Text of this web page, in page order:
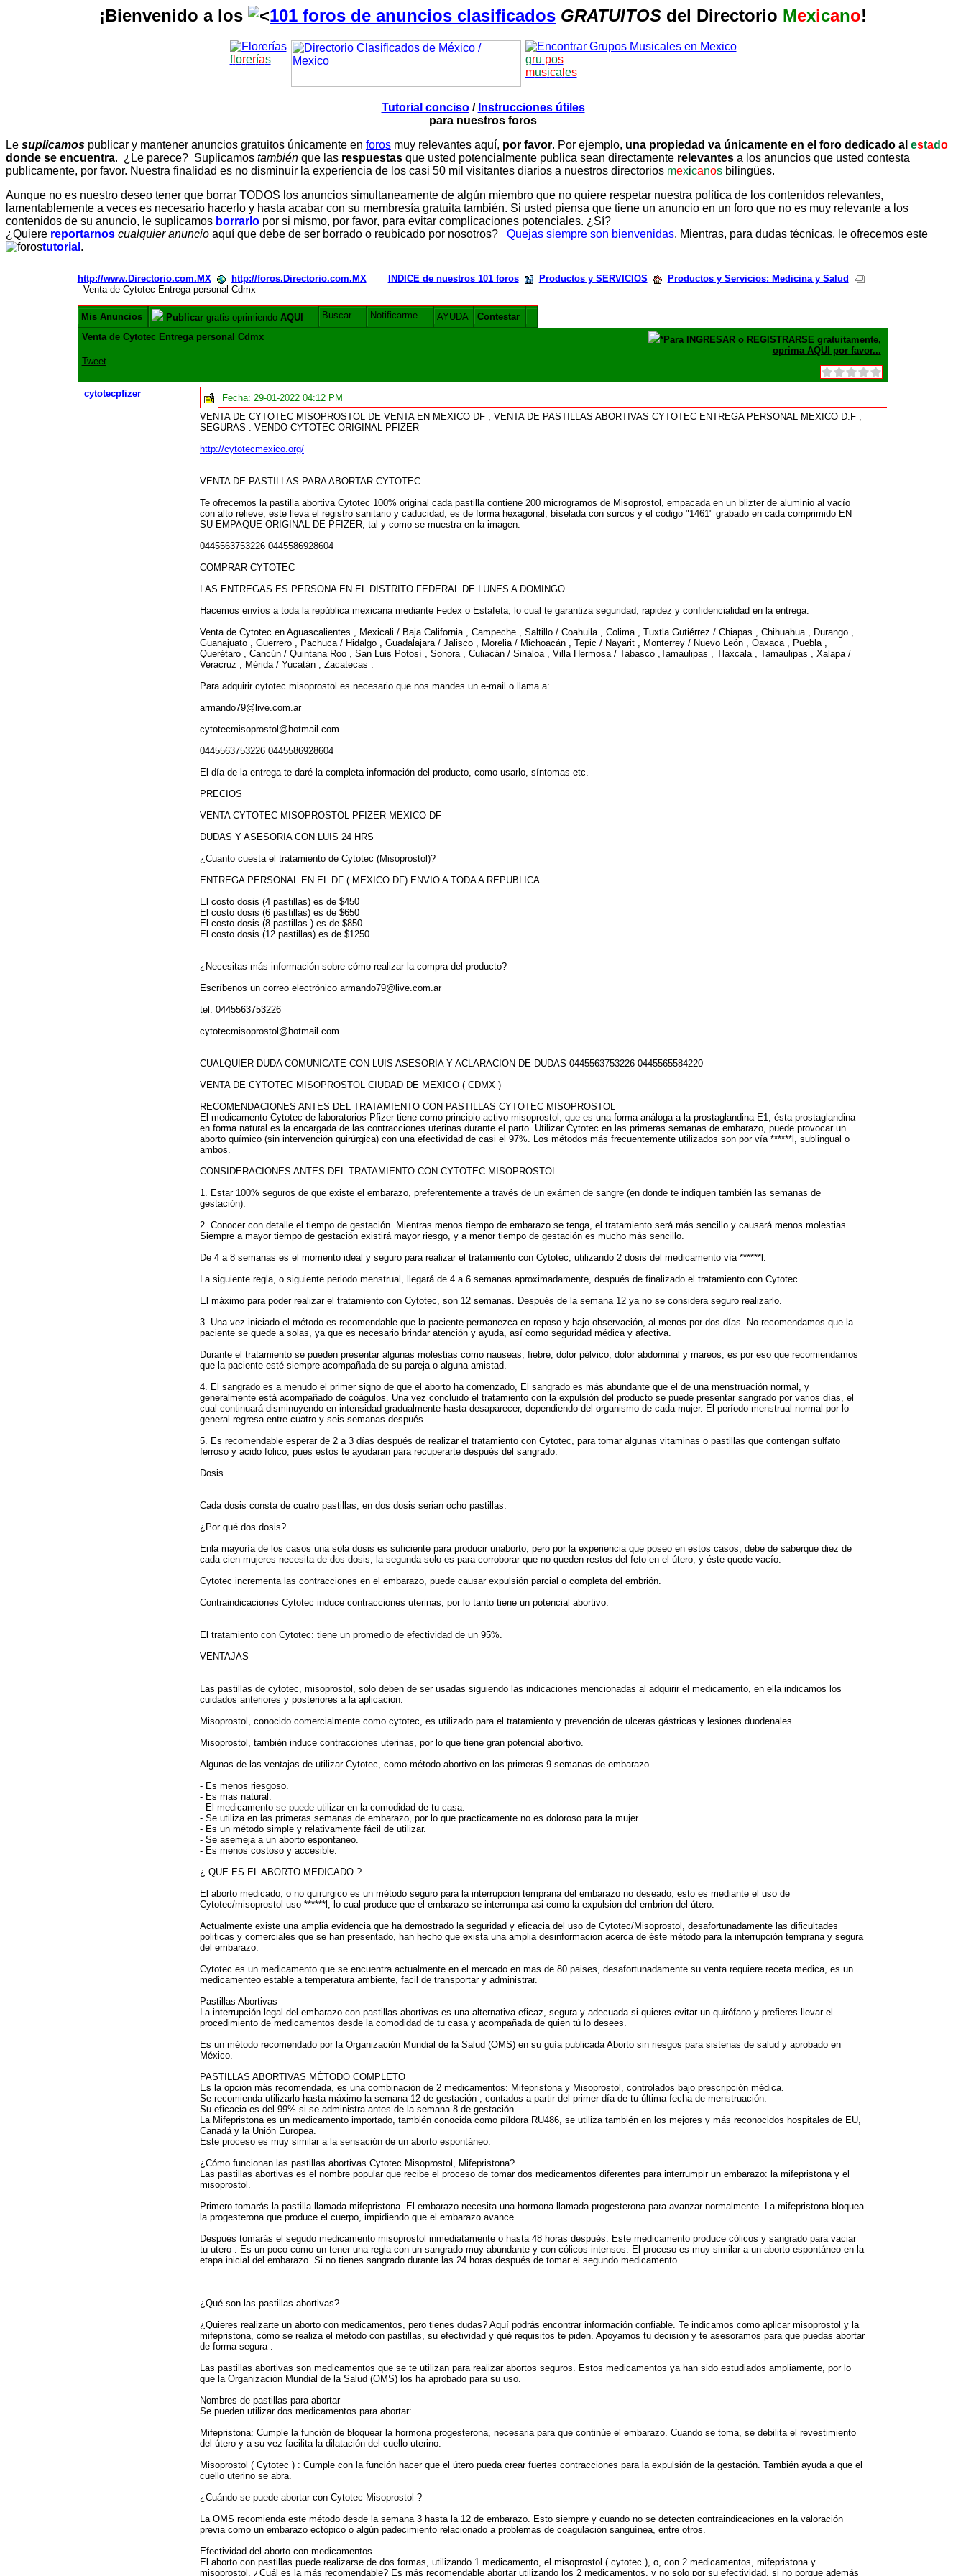
¡Bienvenido a los 101 foros de anuncios clasificados GRATUITOS del Directorio Mexicano!
florerías gru pos
musica es
Tutorial conciso/ Instrucciones útiles
para nuestros foros
Le suplicamos publicar y mantener anuncios gratuitos únicamente en foros muy relevantes aquí, por favor. Por ejemplo, una propiedad va únicamente en el foro dedicado al estado
donde se encuentra. ¿Le parece? Suplicamos también que las respuestas que usted potencialmente publica sean directamente relevantes a los anuncios que usted contesta
publicamente, por favor. Nuestra finalidad es no disminuir la experiencia de los casi 50 mil visitantes diarios a nuestros directorios mexicanos bilingües.
Aunque no es nuestro deseo tener que borrar TODOS los anuncios simultaneamente de algún miembro que no quiere respetar nuestra política de los contenidos relevantes,
lamentablemente a veces es necesario hacerlo y hasta acabar con su membresía gratuita también. Si usted piensa que tiene un anuncio en un foro que no es muy relevante a los
contenidos de su anuncio, le suplicamos borrarlo por si mismo, por favor, para evitar complicaciones potenciales. ¿Sí?
¿Quiere reportarnos cualquier anuncio aquí que debe de ser borrado o reubicado por nosotros? Quejas siempre son bienvenidas. Mientras, para dudas técnicas, le ofrecemos este
tutorial .
http://www.Directorio.com.MX http://foros.Directorio.com.MX INDICE de nuestros 101 foros Productos y SERVICIOS
Productos y Servicios: Medicina y Salud
Venta de Cytotec Entrega personal Cdmx
Mis Anuncios Publicargratis oprimiendo AQUI Buscar Notificarme AYUDA
Contestar
Venta de Cytotec Entrega personal Cdmx
Tweet
*Para INGRESAR o REGISTRARSE gratuitamente,
oprima AQUI por favor...
cytotecpfizer Fecha: 29-01-2022 04:12 PM
VENTA DE CYTOTEC MISOPROSTOL DE VENTA EN MEXICO DF , VENTA DE PASTILLAS ABORTIVAS CYTOTEC ENTREGA PERSONAL MEXICO D.F ,
SEGURAS . VENDO CYTOTEC ORIGINAL PFIZER
http://cytotecmexico.org/
VENTA DE PASTILLAS PARA ABORTAR CYTOTEC
Te ofrecemos la pastilla abortiva Cytotec 100% original cada pastilla contiene 200 microgramos de Misoprostol, empacada en un blizter de aluminio al vacío
con alto relieve, este lleva el registro sanitario y caducidad, es de forma hexagonal, bíselada con surcos y el código "1461" grabado en cada comprimido EN
SU EMPAQUE ORIGINAL DE PFIZER, tal y como se muestra en la imagen.
0445563753226 0445586928604
COMPRAR CYTOTEC
LAS ENTREGAS ES PERSONA EN EL DISTRITO FEDERAL DE LUNES A DOMINGO.
Hacemos envíos a toda la república mexicana mediante Fedex o Estafeta, lo cual te garantiza seguridad, rapidez y confidencialidad en la entrega.
Venta de Cytotec en Aguascalientes , Mexicali / Baja California , Campeche , Saltillo / Coahuila , Colima , Tuxtla Gutiérrez / Chiapas , Chihuahua , Durango ,
Guanajuato , Guerrero , Pachuca / Hidalgo , Guadalajara / Jalisco , Morelia / Michoacán , Tepic / Nayarit , Monterrey / Nuevo León , Oaxaca , Puebla ,
Querétaro , Cancún / Quintana Roo , San Luis Potosí , Sonora , Culiacán / Sinaloa , Villa Hermosa / Tabasco ,Tamaulipas , Tlaxcala , Tamaulipas , Xalapa /
Veracruz , Mérida / Yucatán , Zacatecas .
Para adquirir cytotec misoprostol es necesario que nos mandes un e-mail o llama a:
armando79@live.com.ar
cytotecmisoprostol@hotmail.com
0445563753226 0445586928604
El día de la entrega te daré la completa información del producto, como usarlo, síntomas etc.
PRECIOS
VENTA CYTOTEC MISOPROSTOL PFIZER MEXICO DF
DUDAS Y ASESORIA CON LUIS 24 HRS
¿Cuanto cuesta el tratamiento de Cytotec (Misoprostol)?
ENTREGA PERSONAL EN EL DF ( MEXICO DF) ENVIO A TODA A REPUBLICA
El costo dosis (4 pastillas) es de $450
El costo dosis (6 pastillas) es de $650
El costo dosis (8 pastillas ) es de $850
El costo dosis (12 pastillas) es de $1250
¿Necesitas más información sobre cómo realizar la compra del producto?
Escríbenos un correo electrónico armando79@live.com.ar
tel. 0445563753226
cytotecmisoprostol@hotmail.com
CUALQUIER DUDA COMUNICATE CON LUIS ASESORIA Y ACLARACION DE DUDAS 0445563753226 0445565584220
VENTA DE CYTOTEC MISOPROSTOL CIUDAD DE MEXICO ( CDMX )
RECOMENDACIONES ANTES DEL TRATAMIENTO CON PASTILLAS CYTOTEC MISOPROSTOL
El medicamento Cytotec de laboratorios Pfizer tiene como principio activo misoprostol, que es una forma análoga a la prostaglandina E1, ésta prostaglandina
en forma natural es la encargada de las contracciones uterinas durante el parto. Utilizar Cytotec en las primeras semanas de embarazo, puede provocar un
aborto químico (sin intervención quirúrgica) con una efectividad de casi el 97%. Los métodos más frecuentemente utilizados son por vía ******l, sublingual o
ambos.
CONSIDERACIONES ANTES DEL TRATAMIENTO CON CYTOTEC MISOPROSTOL
1. Estar 100% seguros de que existe el embarazo, preferentemente a través de un exámen de sangre (en donde te indiquen también las semanas de
gestación).
2. Conocer con detalle el tiempo de gestación. Mientras menos tiempo de embarazo se tenga, el tratamiento será más sencillo y causará menos molestias.
Siempre a mayor tiempo de gestación existirá mayor riesgo, y a menor tiempo de gestación es mucho más sencillo.
De 4 a 8 semanas es el momento ideal y seguro para realizar el tratamiento con Cytotec, utilizando 2 dosis del medicamento vía ******l.
La siguiente regla, o siguiente periodo menstrual, llegará de 4 a 6 semanas aproximadamente, después de finalizado el tratamiento con Cytotec.
El máximo para poder realizar el tratamiento con Cytotec, son 12 semanas. Después de la semana 12 ya no se considera seguro realizarlo.
3. Una vez iniciado el método es recomendable que la paciente permanezca en reposo y bajo observación, al menos por dos días. No recomendamos que la
paciente se quede a solas, ya que es necesario brindar atención y ayuda, así como seguridad médica y afectiva.
Durante el tratamiento se pueden presentar algunas molestias como nauseas, fiebre, dolor pélvico, dolor abdominal y mareos, es por eso que recomiendamos
que la paciente esté siempre acompañada de su pareja o alguna amistad.
4. El sangrado es a menudo el primer signo de que el aborto ha comenzado, El sangrado es más abundante que el de una menstruación normal, y
generalmente está acompañado de coágulos. Una vez concluido el tratamiento con la expulsión del producto se puede presentar sangrado por varios días, el
cual continuará disminuyendo en intensidad gradualmente hasta desaparecer, dependiendo del organismo de cada mujer. El período menstrual normal por lo
general regresa entre cuatro y seis semanas después.
5. Es recomendable esperar de 2 a 3 días después de realizar el tratamiento con Cytotec, para tomar algunas vitaminas o pastillas que contengan sulfato
ferroso y acido folico, pues estos te ayudaran para recuperarte después del sangrado.
Dosis
Cada dosis consta de cuatro pastillas, en dos dosis serian ocho pastillas.
¿Por qué dos dosis?
Enla mayoría de los casos una sola dosis es suficiente para producir unaborto, pero por la experiencia que poseo en estos casos, debe de saberque diez de
cada cien mujeres necesita de dos dosis, la segunda solo es para corroborar que no queden restos del feto en el útero, y éste quede vacío.
Cytotec incrementa las contracciones en el embarazo, puede causar expulsión parcial o completa del embrión.
Contraindicaciones Cytotec induce contracciones uterinas, por lo tanto tiene un potencial abortivo.
El tratamiento con Cytotec: tiene un promedio de efectividad de un 95%.
VENTAJAS
Las pastillas de cytotec, misoprostol, solo deben de ser usadas siguiendo las indicaciones mencionadas al adquirir el medicamento, en ella indicamos los
cuidados anteriores y posteriores a la aplicacion.
Misoprostol, conocido comercialmente como cytotec, es utilizado para el tratamiento y prevención de ulceras gástricas y lesiones duodenales.
Misoprostol, también induce contracciones uterinas, por lo que tiene gran potencial abortivo.
Algunas de las ventajas de utilizar Cytotec, como método abortivo en las primeras 9 semanas de embarazo.
- Es menos riesgoso.
- Es mas natural.
- El medicamento se puede utilizar en la comodidad de tu casa.
- Se utiliza en las primeras semanas de embarazo, por lo que practicamente no es doloroso para la mujer.
- Es un método simple y relativamente fácil de utilizar.
- Se asemeja a un aborto espontaneo.
- Es menos costoso y accesible.
¿ QUE ES EL ABORTO MEDICADO ?
El aborto medicado, o no quirurgico es un método seguro para la interrupcion temprana del embarazo no deseado, esto es mediante el uso de
Cytotec/misoprostol uso ******l, lo cual produce que el embarazo se interrumpa asi como la expulsion del embrion del útero.
Actualmente existe una amplia evidencia que ha demostrado la seguridad y eficacia del uso de Cytotec/Misoprostol, desafortunadamente las dificultades
politicas y comerciales que se han presentado, han hecho que exista una amplia desinformacion acerca de éste método para la interrupción temprana y segura
del embarazo.
Cytotec es un medicamento que se encuentra actualmente en el mercado en mas de 80 paises, desafortunadamente su venta requiere receta medica, es un
medicamenteo estable a temperatura ambiente, facil de transportar y administrar.
Pastillas Abortivas
La interrupción legal del embarazo con pastillas abortivas es una alternativa eficaz, segura y adecuada si quieres evitar un quirófano y prefieres llevar el
procedimiento de medicamentos desde la comodidad de tu casa y acompañada de quien tú lo desees.
Es un método recomendado por la Organización Mundial de la Salud (OMS) en su guía publicada Aborto sin riesgos para sistenas de salud y aprobado en
México.
PASTILLAS ABORTIVAS MÉTODO COMPLETO
Es la opción más recomendada, es una combinación de 2 medicamentos: Mifepristona y Misoprostol, controlados bajo prescripción médica.
Se recomienda utilizarlo hasta máximo la semana 12 de gestación , contados a partir del primer día de tu última fecha de menstruación.
Su eficacia es del 99% si se administra antes de la semana 8 de gestación.
La Mifepristona es un medicamento importado, también conocida como píldora RU486, se utiliza también en los mejores y más reconocidos hospitales de EU,
Canadá y la Unión Europea.
Este proceso es muy similar a la sensación de un aborto espontáneo.
¿Cómo funcionan las pastillas abortivas Cytotec Misoprostol, Mifepristona?
Las pastillas abortivas es el nombre popular que recibe el proceso de tomar dos medicamentos diferentes para interrumpir un embarazo: la mifepristona y el
misoprostol.
Primero tomarás la pastilla llamada mifepristona. El embarazo necesita una hormona llamada progesterona para avanzar normalmente. La mifepristona bloquea
la progesterona que produce el cuerpo, impidiendo que el embarazo avance.
Después tomarás el segudo medicamento misoprostol inmediatamente o hasta 48 horas después. Este medicamento produce cólicos y sangrado para vaciar
tu utero . Es un poco como un tener una regla con un sangrado muy abundante y con cólicos intensos. El proceso es muy similar a un aborto espontáneo en la
etapa inicial del embarazo. Si no tienes sangrado durante las 24 horas después de tomar el segundo medicamento
¿Qué son las pastillas abortivas?
¿Quieres realizarte un aborto con medicamentos, pero tienes dudas? Aquí podrás encontrar información confiable. Te indicamos como aplicar misoprostol y la
mifepristona, cómo se realiza el método con pastillas, su efectividad y qué requisitos te piden. Apoyamos tu decisión y te asesoramos para que puedas abortar
de forma segura .
Las pastillas abortivas son medicamentos que se te utilizan para realizar abortos seguros. Estos medicamentos ya han sido estudiados ampliamente, por lo
que la Organización Mundial de la Salud (OMS) los ha aprobado para su uso.
Nombres de pastillas para abortar
Se pueden utilizar dos medicamentos para abortar:
Mifepristona: Cumple la función de bloquear la hormona progesterona, necesaria para que continúe el embarazo. Cuando se toma, se debilita el revestimiento
del útero y a su vez facilita la dilatación del cuello uterino.
Misoprostol ( Cytotec ) : Cumple con la función hacer que el útero pueda crear fuertes contracciones para la expulsión de la gestación. También ayuda a que el
cuello uterino se abra.
¿Cuándo se puede abortar con Cytotec Misoprostol ?
La OMS recomienda este método desde la semana 3 hasta la 12 de embarazo. Esto siempre y cuando no se detecten contraindicaciones en la valoración
previa como un embarazo ectópico o algún padecimiento relacionado a problemas de coagulación sanguínea, entre otros.
Efectividad del aborto con medicamentos
El aborto con pastillas puede realizarse de dos formas, utilizando 1 medicamento, el misoprostol ( cytotec ), o, con 2 medicamentos, mifepristona y
misoprostol. ¿Cuál es la más recomendable? Es más recomendable abortar utilizando los 2 medicamentos, y no solo por su efectividad, si no porque además